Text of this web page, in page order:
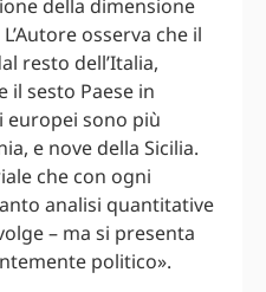
della dimensione
osserva che il
resto dell’Italia,
il sesto Paese in
europei sono più
e nove della Sicilia.
che con ogni
analisi quantitative
– ma si presenta
politico».